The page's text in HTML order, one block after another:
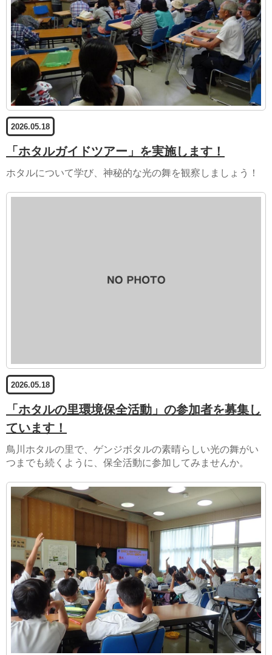
2026.05.18
「ホタルガイドツアー」を実施します！
ホタルについて学び、神秘的な光の舞を観察しましょう！
2026.05.18
「ホタルの里環境保全活動」の参加者を募集し
ています！
鳥川ホタルの里で、ゲンジボタルの素晴らしい光の舞がい
つまでも続くように、保全活動に参加してみませんか。